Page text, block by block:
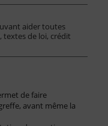
aider toutes
textes de loi, crédit
de faire
avant même la